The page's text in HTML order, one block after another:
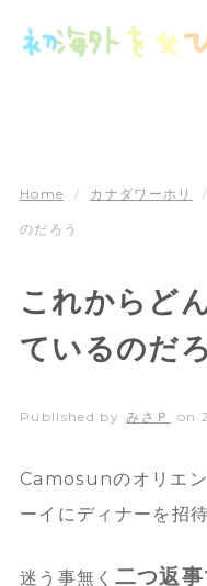
Home / カナダワーホリ /
のだろう
これからど
ているのだ
Published by みさＰ on
Camosunのオリエ
ーイにディナーを招
迷う事無く 二つ返